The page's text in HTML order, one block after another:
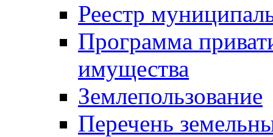
Реестр
Программа
имущества
Землепользование
Перечень